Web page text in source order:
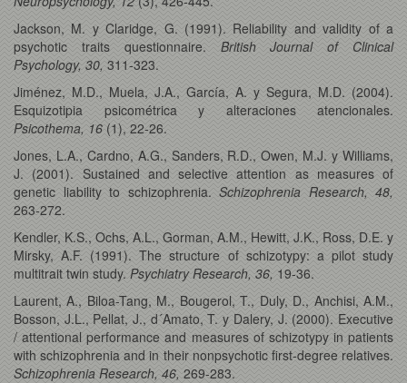
Jackson, M. y Claridge, G. (1991). Reliability and validity of a
psychotic traits questionnaire. British Journal of Clinical
Psychology, 30, 311-323.
Jiménez, M.D., Muela, J.A., García, A. y Segura, M.D. (2004).
Esquizotipia psicométrica y alteraciones atencionales.
Psicothema, 16 (1), 22-26.
Jones, L.A., Cardno, A.G., Sanders, R.D., Owen, M.J. y Williams,
J. (2001). Sustained and selective attention as measures of
genetic liability to schizophrenia. Schizophrenia Research, 48,
263-272.
Kendler, K.S., Ochs, A.L., Gorman, A.M., Hewitt, J.K., Ross, D.E. y
Mirsky, A.F. (1991). The structure of schizotypy: a pilot study
multitrait twin study. Psychiatry Research, 36, 19-36.
Laurent, A., Biloa-Tang, M., Bougerol, T., Duly, D., Anchisi, A.M.,
Bosson, J.L., Pellat, J., d´Amato, T. y Dalery, J. (2000). Executive
/ attentional performance and measures of schizotypy in patients
with schizophrenia and in their nonpsychotic first-degree relatives.
Schizophrenia Research, 46, 269-283.